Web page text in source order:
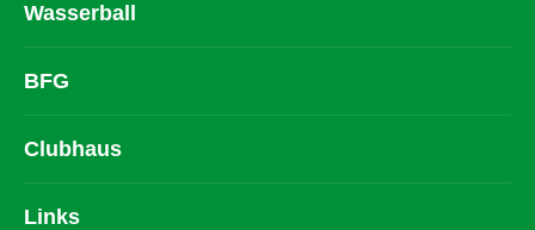
Wasserball
BFG
Clubhaus
Links